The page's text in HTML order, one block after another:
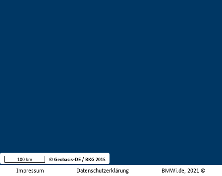
Impressum Datenschutzerklärung BMWi.de, 2021 ©
100 km © Geobasis-DE / BKG 2015